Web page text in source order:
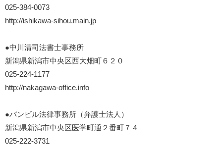
025-384-0073
http://ishikawa-sihou.main.jp
●中川清司法書士事務所
新潟県新潟市中央区西大畑町６２０
025-224-1177
http://nakagawa-office.info
●バンビル法律事務所（弁護士法人）
新潟県新潟市中央区医学町通２番町７４
025-222-3731